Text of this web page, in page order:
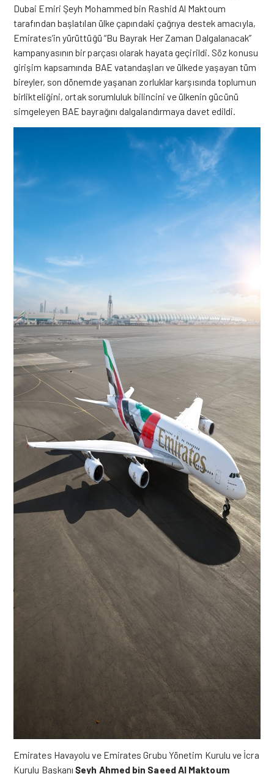
Dubai Emiri Şeyh Mohammed bin Rashid Al Maktoum
tarafından başlatılan ülke çapındaki çağrıya destek amacıyla,
Emirates’in yürüttüğü “Bu Bayrak Her Zaman Dalgalanacak”
kampanyasının bir parçası olarak hayata geçirildi. Söz konusu
girişim kapsamında BAE vatandaşları ve ülkede yaşayan tüm
bireyler, son dönemde yaşanan zorluklar karşısında toplumun
birlikteliğini, ortak sorumluluk bilincini ve ülkenin gücünü
simgeleyen BAE bayrağını dalgalandırmaya davet edildi.
Emirates Havayolu ve Emirates Grubu Yönetim Kurulu ve İcra
Kurulu BaşkanıŞeyh Ahmed bin Saeed Al Maktoum